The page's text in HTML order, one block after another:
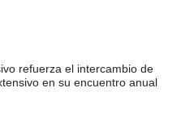
refuerza el intercambio de
en su encuentro anual